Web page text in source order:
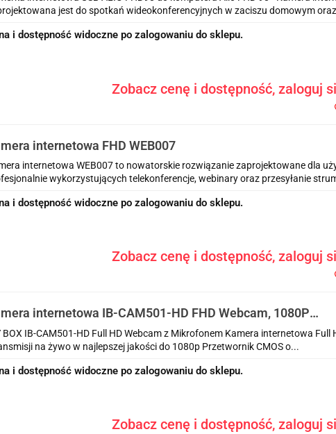
jest do spotkań wideokonferencyjnych w zaciszu domowym
i dostępność widoczne po zalogowaniu do sklepu.
Zobacz cenę i dostępność, zaloguj
internetowa FHD WEB007
internetowa WEB007 to nowatorskie rozwiązanie zaprojektowane dla
wykorzystujących telekonferencje, webinary oraz przesyłanie
i dostępność widoczne po zalogowaniu do sklepu.
Zobacz cenę i dostępność, zaloguj
internetowa IB-CAM501-HD FHD Webcam, 1080P,
mikrofon, Autofocus, wide view angle,
BOX IB-CAM501-HD Full HD Webcam z Mikrofonem Kamera internetowa
na żywo w najlepszej jakości do 1080p Przetwornik CMOS o...
i dostępność widoczne po zalogowaniu do sklepu.
Zobacz cenę i dostępność, zaloguj